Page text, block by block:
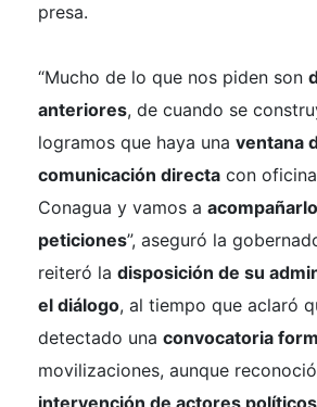
presa.
“Mucho de lo que nos piden son
anteriores, de cuando se
logramos que haya una ventana
comunicación directa con
Conagua y vamos a
peticiones”, aseguró la
reiteró la disposición de su
el diálogo, al tiempo que aclaró
detectado una convocatoria
movilizaciones, aunque